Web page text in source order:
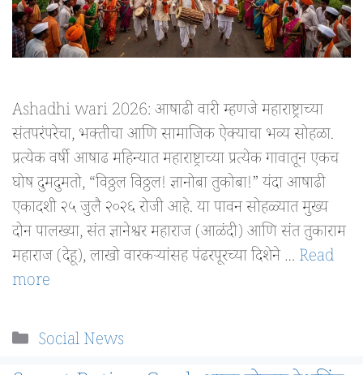
Ashadhi wari 2026: आषाढी वारी म्हणजे महाराष्ट्राच्या
संतपरंपरेचा, भक्तीचा आणि सामाजिक ऐक्याचा भव्य सोहळा.
प्रत्येक वर्षी आषाढ महिन्यात महाराष्ट्राच्या प्रत्येक गावातून एकच
घोष दुमदुमतो, “विठ्ठल विठ्ठल! ज्ञानोबा तुकोबा!” यंदा आषाढी
एकादशी २५ जुलै २०२६ रोजी आहे. या पावन सोहळ्यात मुख्य
दोन पालख्या, संत ज्ञानेश्वर महाराज (आळंदी) आणि संत तुकाराम
महाराज (देहू), लाखो वारकऱ्यांसह पंढरपूरच्या दिशेने … Read
more
Categories
Social News